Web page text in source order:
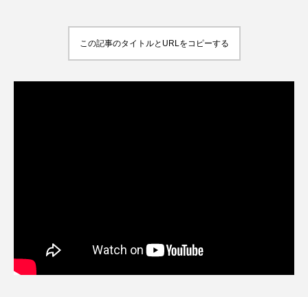
この記事のタイトルとURLをコピーする